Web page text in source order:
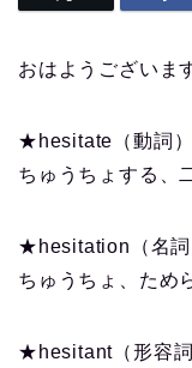
おはようございま
★hesitate（動詞）
ちゅうちょする、
★hesitation（名詞
ちゅうちょ、ため
★hesitant（形容詞